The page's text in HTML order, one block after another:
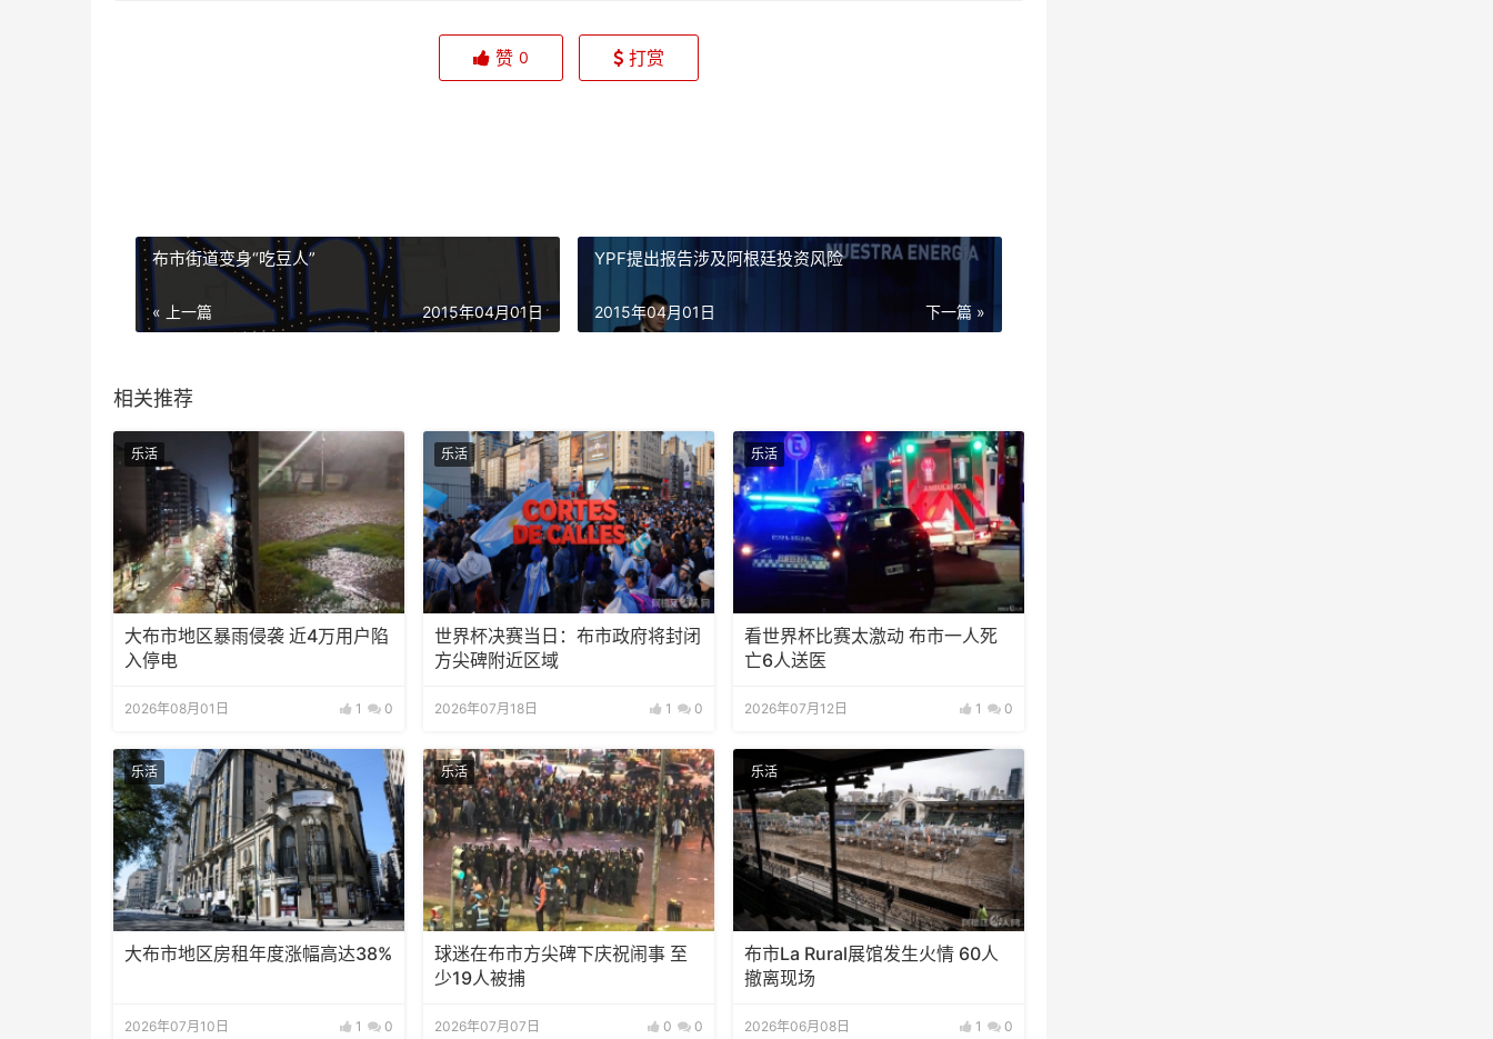
赞 0 打赏
布市街道变身“吃豆人”
« 上一篇 2015年04月01日
YPF提出报告涉及阿根廷投资风险
下一篇 »
2015年04月01日
相关推荐
乐活
大布市地区暴雨侵袭 近4万用户陷
入停电
2026年08月01日 1 0
乐活
世界杯决赛当日：布市政府将封闭
方尖碑附近区域
2026年07月18日 1 0
乐活
看世界杯比赛太激动 布市一人死
亡6人送医
2026年07月12日 1 0
乐活
大布市地区房租年度涨幅高达38%
2026年07月10日 1 0
乐活
球迷在布市方尖碑下庆祝闹事 至
少19人被捕
2026年07月07日 0 0
乐活
布市La Rural展馆发生火情 60人
撤离现场
2026年06月08日 1 0